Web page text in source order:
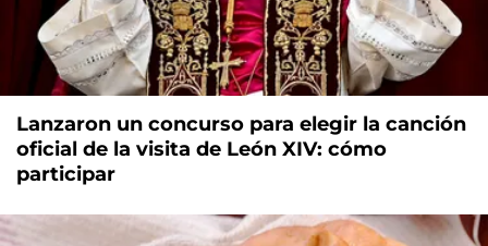
Lanzaron un concurso para elegir la canción
oficial de la visita de León XIV: cómo
participar